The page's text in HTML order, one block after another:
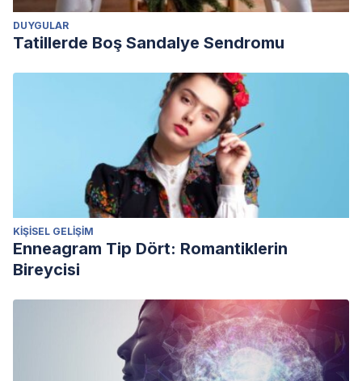
DUYGULAR
Tatillerde Boş Sandalye Sendromu
KIŞISEL GELIŞIM
Enneagram Tip Dört: Romantiklerin
Bireycisi